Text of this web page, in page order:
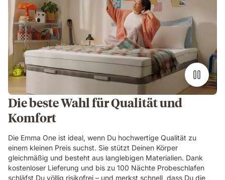
Die beste Wahl für Qualität und
Komfort
Die Emma One ist ideal, wenn Du hochwertige Qualität zu
einem kleinen Preis suchst. Sie stützt Deinen Körper
gleichmäßig und besteht aus langlebigen Materialien. Dank
kostenloser Lieferung und bis zu 100 Nächte Probeschlafen
schläfst Du völlig risikofrei – und merkst schnell, dass Du die